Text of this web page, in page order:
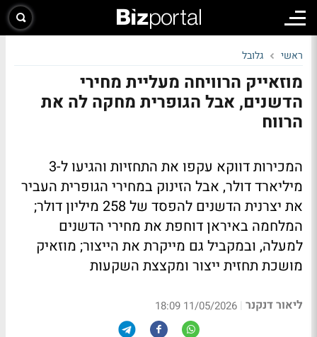
ראשי גלובל
מוזאייק הרוויחה מעליית מחירי
הדשנים, אבל הגופרית מחקה לה את
הרווח
המכירות דווקא עקפו את התחזיות והגיעו ל-3
מיליארד דולר, אבל הזינוק במחירי הגופרית העביר
את יצרנית הדשנים להפסד של 258 מיליון דולר;
המלחמה באיראן דוחפת את מחירי הדשנים
למעלה, ובמקביל גם מייקרת את הייצור; מוזאיק
מושכת תחזית ייצור ומקצצת השקעות
ליאור דנקנר |
11/05/2026 18:09